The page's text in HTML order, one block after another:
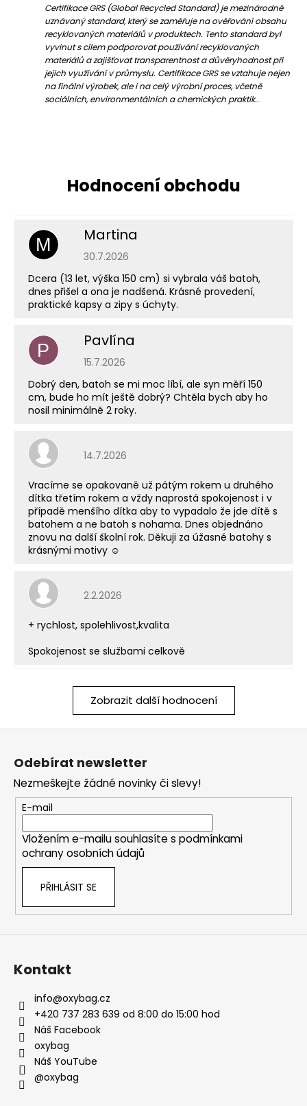
Certifikace GRS (Global Recycled Standard) je mezinárodně
uznávaný standard, který se zaměřuje na ověřování obsahu
recyklovaných materiálů v produktech. Tento standard byl
vyvinut s cílem podporovat používání recyklovaných
materiálů a zajišťovat transparentnost a důvěryhodnost při
jejich využívání v průmyslu. Certifikace GRS se vztahuje nejen
na finální výrobek, ale i na celý výrobní proces, včetně
sociálních, environmentálních a chemických praktik..
M Martina
Hodnocení obchodu je 5 z 5 hvězdiček.
30.7.2026
Dcera (13 let, výška 150 cm) si vybrala váš batoh,
dnes přišel a ona je nadšená. Krásné provedení,
praktické kapsy a zipy s úchyty.
P Pavlína
Hodnocení obchodu je 5 z 5 hvězdiček.
15.7.2026
Dobrý den, batoh se mi moc líbí, ale syn měří 150
cm, bude ho mít ještě dobrý? Chtěla bych aby ho
nosil minimálně 2 roky.
Hodnocení obchodu je 5 z 5 hvězdiček.
14.7.2026
Vracíme se opakovaně už pátým rokem u druhého
dítka třetím rokem a vždy naprostá spokojenost i v
případě menšího dítka aby to vypadalo že jde dítě s
batohem a ne batoh s nohama. Dnes objednáno
znovu na další školní rok. Děkuji za úžasné batohy s
krásnými motivy ☺️
Hodnocení obchodu je 5 z 5 hvězdiček.
2.2.2026
+ rychlost, spolehlivost,kvalita
Spokojenost se službami celkově
Zobrazit další hodnocení
Z
Odebírat newsletter
Nezmeškejte žádné novinky či slevy!
E-mail
Vložením e-mailu souhlasíte s podmínkami
ochrany osobních údajů
PŘIHLÁSIT SE
Kontakt
info@oxybag.cz
+420 737 283 639 od 8:00 do 15:00 hod
Náš Facebook
oxybag
Náš YouTube
@oxybag